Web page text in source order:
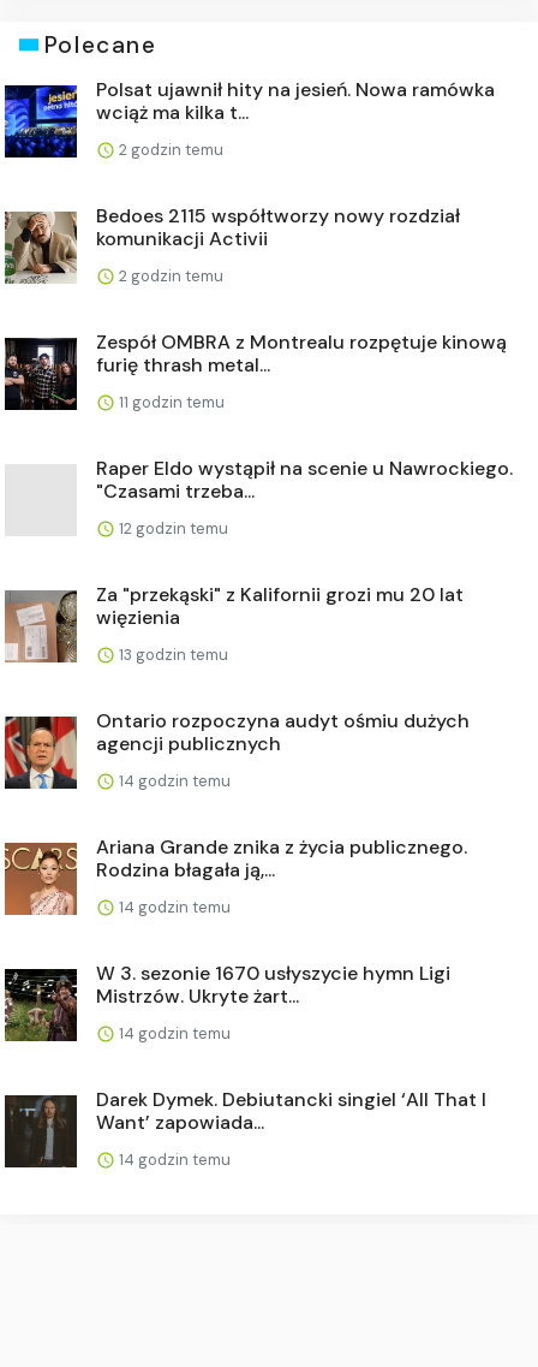
Polecane
Polsat ujawnił hity na jesień. Nowa ramówka
wciąż ma kilka t...
2 godzin temu
Bedoes 2115 współtworzy nowy rozdział
komunikacji Activii
2 godzin temu
Zespół OMBRA z Montrealu rozpętuje kinową
furię thrash metal...
11 godzin temu
Raper Eldo wystąpił na scenie u Nawrockiego.
"Czasami trzeba...
12 godzin temu
Za "przekąski" z Kalifornii grozi mu 20 lat
więzienia
13 godzin temu
Ontario rozpoczyna audyt ośmiu dużych
agencji publicznych
14 godzin temu
Ariana Grande znika z życia publicznego.
Rodzina błagała ją,...
14 godzin temu
W 3. sezonie 1670 usłyszycie hymn Ligi
Mistrzów. Ukryte żart...
14 godzin temu
Darek Dymek. Debiutancki singiel ‘All That I
Want’ zapowiada...
14 godzin temu